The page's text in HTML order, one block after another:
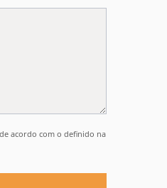
acordo com o definido na